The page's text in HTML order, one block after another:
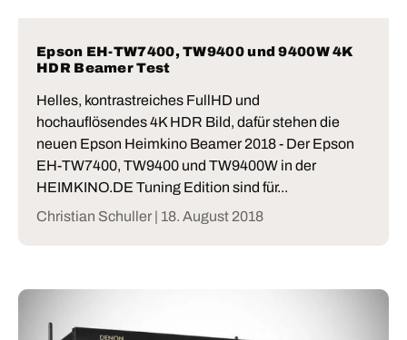
Epson EH-TW7400, TW9400 und 9400W 4K
HDR Beamer Test
Helles, kontrastreiches FullHD und
hochauflösendes 4K HDR Bild, dafür stehen die
neuen Epson Heimkino Beamer 2018 - Der Epson
EH-TW7400, TW9400 und TW9400W in der
HEIMKINO.DE Tuning Edition sind für...
Christian Schuller | 18. August 2018